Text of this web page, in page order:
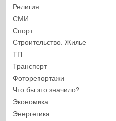
Религия
СМИ
Спорт
Строительство. Жилье
ТП
Транспорт
Фоторепортажи
Что бы это значило?
Экономика
Энергетика